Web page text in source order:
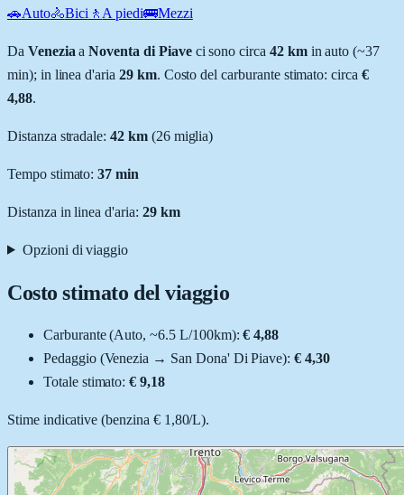
🚗Auto🚴Bici 🚶 A piedi🚌Mezzi
Da Venezia aNoventa di Piaveci sono circa 42kmin auto (~37
min); in linea d'aria 29km. Costo del carburante stimato: circa €
4,88.
Distanza stradale:42 km (26miglia)
Tempo stimato:37 min
Distanza in linea d'aria: 29km
Opzioni di viaggio
Costo stimato del viaggio
Carburante (Auto, ~6.5 L/100km): € 4,88
Pedaggio (Venezia → San Dona' Di Piave): € 4,30
Totale stimato:€ 9,18
Stime indicative (benzina € 1,80/L).